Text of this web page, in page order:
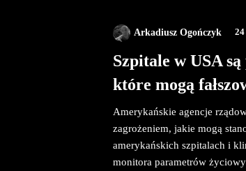
Arkadiusz Ogończyk
Szpitale w USA
które mogą
Amerykańskie agencje
zagrożeniem, jakie mogą
amerykańskich szpitalach i
monitora parametrów